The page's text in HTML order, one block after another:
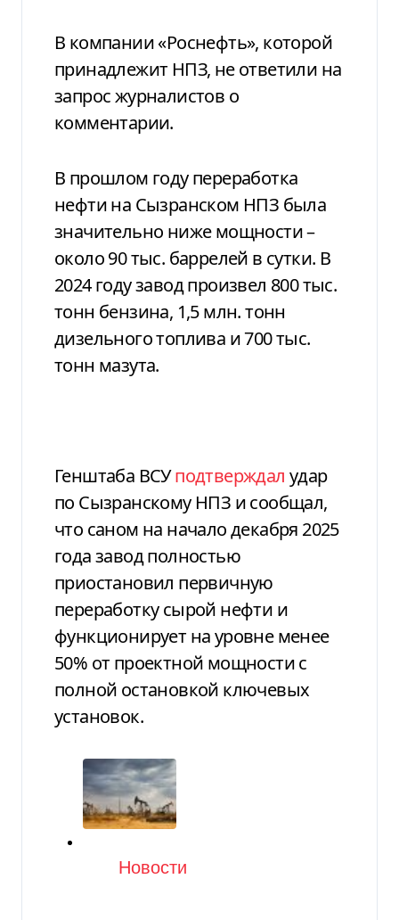
В компании «Роснефть», которой
принадлежит НПЗ, не ответили на
запрос журналистов о
комментарии.
В прошлом году переработка
нефти на Сызранском НПЗ была
значительно ниже мощности –
около 90 тыс. баррелей в сутки. В
2024 году завод произвел 800 тыс.
тонн бензина, 1,5 млн. тонн
дизельного топлива и 700 тыс.
тонн мазута.
Генштаба ВСУподтверждал удар
по Сызранскому НПЗ и сообщал,
что саном на начало декабря 2025
года завод полностью
приостановил первичную
переработку сырой нефти и
функционирует на уровне менее
50% от проектной мощности с
полной остановкой ключевых
установок.
Категория
Новости